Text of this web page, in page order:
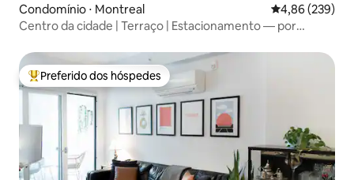
Condomínio ⋅ Montreal 4,86 de uma
4,86 (239)
Centro da cidade | Terraço | Estacionamento — por
Entre os melhores preferidos dos hóspedes
Preferido dos hóspedes